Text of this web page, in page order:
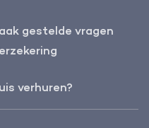
gestelde vragen
verhuren?